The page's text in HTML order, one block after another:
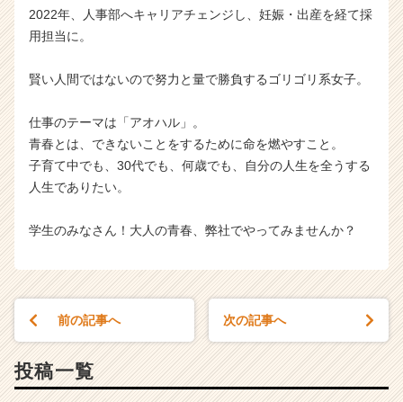
2022年、人事部へキャリアチェンジし、妊娠・出産を経て採
用担当に。
賢い人間ではないので努力と量で勝負するゴリゴリ系女子。
仕事のテーマは「アオハル」。
青春とは、できないことをするために命を燃やすこと。
子育て中でも、30代でも、何歳でも、自分の人生を全うする
人生でありたい。
学生のみなさん！大人の青春、弊社でやってみませんか？
前の記事へ 次の記事へ
投稿一覧